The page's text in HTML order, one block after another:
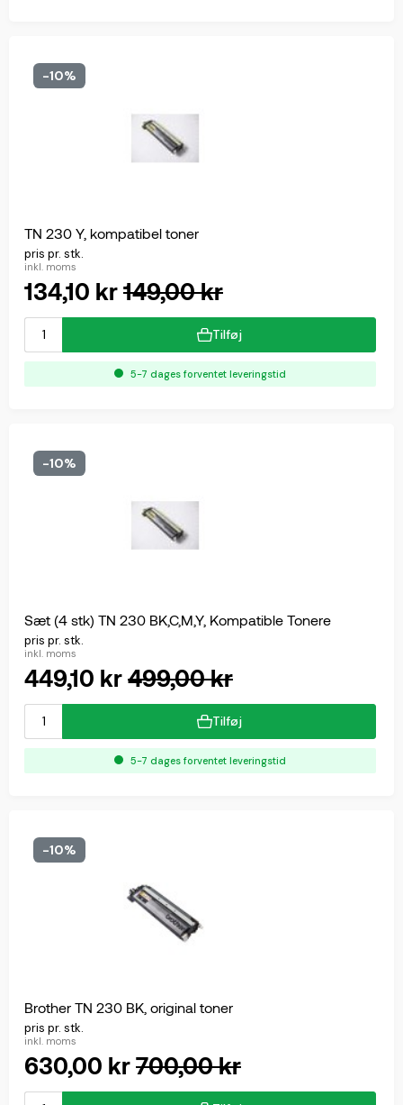
-10%
TN 230 Y, kompatibel toner
pris pr. stk.
inkl. moms
134,10 kr149,00 kr
Tilføj
5-7 dages forventet leveringstid
-10%
Sæt (4 stk) TN 230 BK,C,M,Y, Kompatible Tonere
pris pr. stk.
inkl. moms
449,10 kr499,00 kr
Tilføj
5-7 dages forventet leveringstid
-10%
Brother TN 230 BK, original toner
pris pr. stk.
inkl. moms
630,00 kr700,00 kr